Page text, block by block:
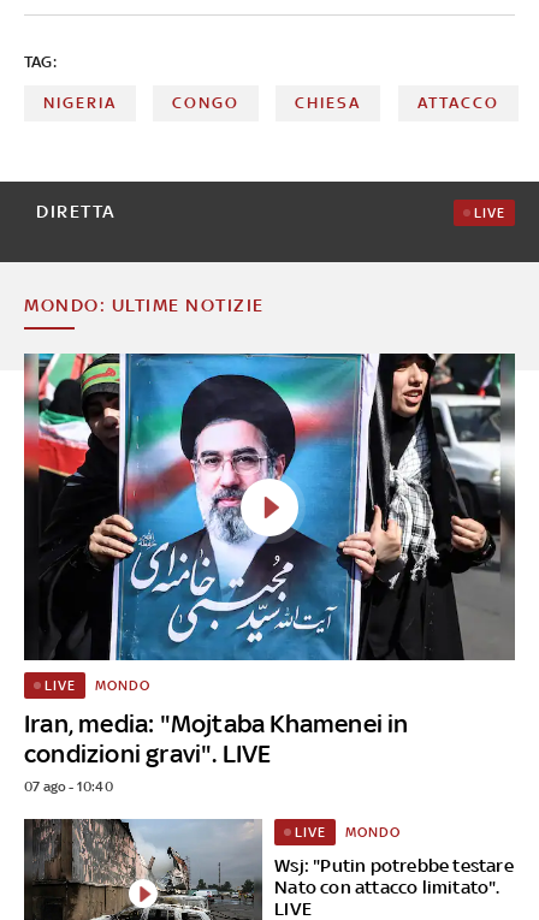
TAG:
NIGERIA CONGO CHIESA ATTACCO
DIRETTA LIVE
MONDO: ULTIME NOTIZIE
Iran, media: "Mojtaba Khamenei in
condizioni gravi". LIVE
LIVE MONDO
07 ago - 10:40
Wsj: "Putin potrebbe testare
Nato con attacco limitato".
LIVE
LIVE MONDO